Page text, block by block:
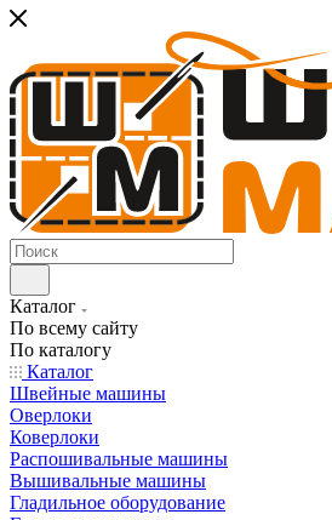
Каталог
По всему сайту
По каталогу
Каталог
Швейные машины
Оверлоки
Коверлоки
Распошивальные машины
Вышивальные машины
Гладильное оборудование